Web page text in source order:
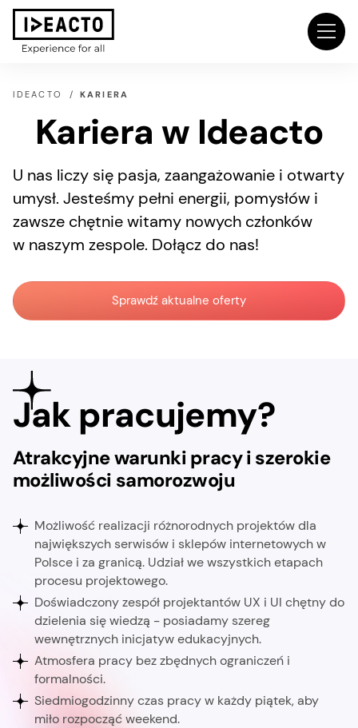
IDEACTO KARIERA
Kariera w Ideacto
U nas liczy się pasja, zaangażowanie i otwarty
umysł. Jesteśmy pełni energii, pomysłów i
zawsze chętnie witamy nowych członków
w naszym zespole. Dołącz do nas!
Sprawdź aktualne oferty
Jak pracujemy?
Atrakcyjne warunki pracy i szerokie
możliwości samorozwoju
Możliwość realizacji różnorodnych projektów dla
największych serwisów i sklepów internetowych w
Polsce i za granicą. Udział we wszystkich etapach
procesu projektowego.
Doświadczony zespół projektantów UX i UI chętny do
dzielenia się wiedzą - posiadamy szereg
wewnętrznych inicjatyw edukacyjnych.
Atmosfera pracy bez zbędnych ograniczeń i
formalności.
Siedmiogodzinny czas pracy w każdy piątek, aby
miło rozpocząć weekend.